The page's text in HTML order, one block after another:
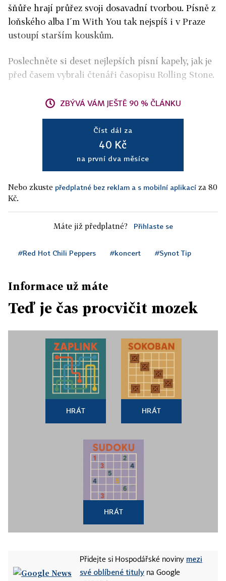
šňůře hrají průřez svoji dosavadní tvorbou. Písně z
loňského alba I´m With You tak nejspíš i v Praze
ustoupí starším kouskům.
Poslechněte si deset nejlepších písní kapely, jak je
před časem vybrali čtenáři časopisu Rolling Stone.
ZBÝVÁ VÁM JEŠTĚ 90 % ČLÁNKU
Číst dál za
40 Kč
na první dva měsíce
Nebo zkuste předplatné bez reklam a s mobilní aplikací za 80
Kč.
Máte již předplatné? Přihlaste se
#Red Hot Chili Peppers #koncert #Synot Tip
Informace už máte
Teď je čas procvičit mozek
HRÁT HRÁT
HRÁT
Přidejte si Hospodářské noviny mezi
své oblíbené tituly na Google